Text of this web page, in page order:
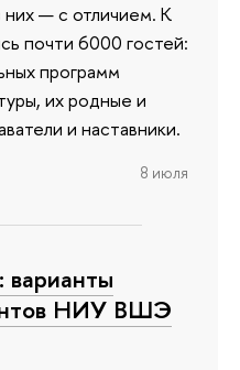
— с отличием. К
почти 6000 гостей:
программ
их родные и
и наставники.
8 июля
НИУ ВШЭ